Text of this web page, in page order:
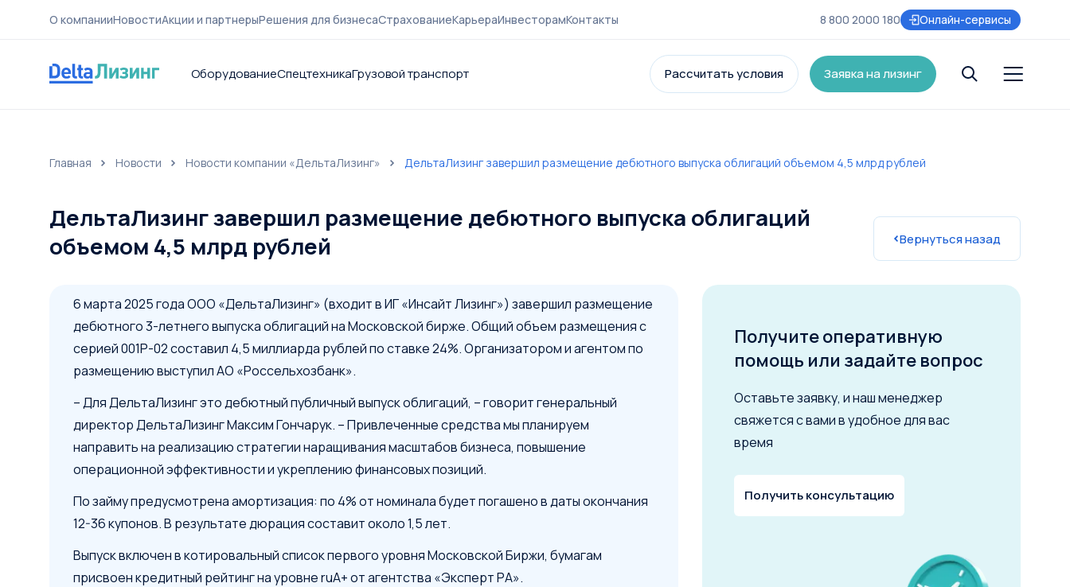
О компанииНовостиАкции и партнерыРешения для бизнесаСтрахованиеКарьераИнвесторамКонтакты 8 800 2000 180 Онлайн-сервисы
ОборудованиеСпецтехникаГрузовой транспорт Рассчитать условия Заявка на лизинг
О компанииКонтактыСтрахованиеКарьераАкции и партнеры Новости
Главная Новости Новости компании «ДельтаЛизинг» ДельтаЛизинг завершил размещение дебютного выпуска облигаций объемом 4,5 млрд рублей
ДельтаЛизинг завершил размещение дебютного выпуска облигаций
объемом 4,5 млрд рублей
Вернуться назад
6 марта 2025 года ООО «ДельтаЛизинг» (входит в ИГ «Инсайт Лизинг») завершил размещение
дебютного 3-летнего выпуска облигаций на Московской бирже. Общий объем размещения с
серией 001Р-02 составил 4,5 миллиарда рублей по ставке 24%. Организатором и агентом по
размещению выступил АО «Россельхозбанк».
– Для ДельтаЛизинг это дебютный публичный выпуск облигаций, – говорит генеральный
директор ДельтаЛизинг Максим Гончарук. – Привлеченные средства мы планируем
направить на реализацию стратегии наращивания масштабов бизнеса, повышение
операционной эффективности и укреплению финансовых позиций.
По займу предусмотрена амортизация: по 4% от номинала будет погашено в даты окончания
12-36 купонов. В результате дюрация составит около 1,5 лет.
Выпуск включен в котировальный список первого уровня Московской Биржи, бумагам
присвоен кредитный рейтинг на уровне ruА+ от агентства «Эксперт РА».
Получите оперативную
помощь или задайте вопрос
Оставьте заявку, и наш менеджер
свяжется с вами в удобное для вас
время
Получить консультацию